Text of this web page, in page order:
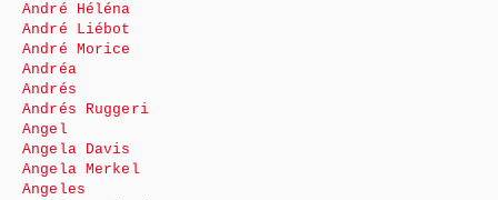
André Héléna
André Liébot
André Morice
Andréa
Andrés
Andrés Ruggeri
Angel
Angela Davis
Angela Merkel
Angeles